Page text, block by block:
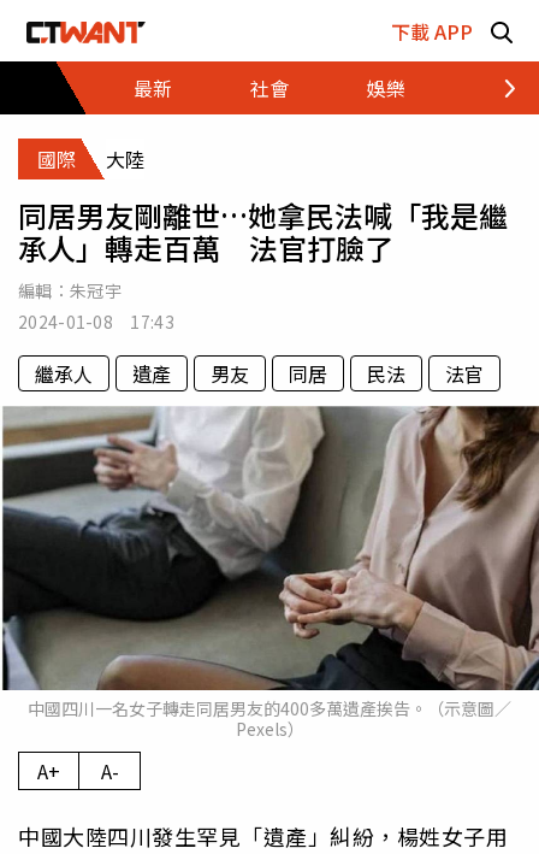
下載 APP
最新
社會 娛樂 財經
國際 大陸
同居男友剛離世…她拿民法喊「我是繼
承人」轉走百萬 法官打臉了
編輯： 朱冠宇
2024-01-08 17:43
繼承人 遺產 男友 同居 民法 法官
中國四川一名女子轉走同居男友的400多萬遺產挨告。（示意圖／
Pexels）
A+ A-
中國大陸四川發生罕見「遺產」糾紛，楊姓女子用